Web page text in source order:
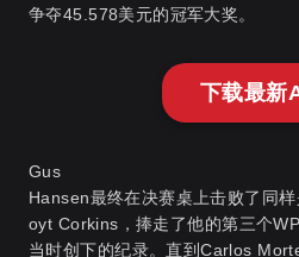
争夺45.578美元的冠军大奖。
下载最新
Gus
Hansen最终在决赛桌上击败了同
oyt Corkins，捧走了他的第三个
当时创下的纪录。直到Carlos